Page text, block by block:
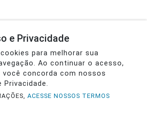
e Privacidade
para melhorar sua
Ao continuar o acesso,
você concorda com nossos
Privacidade.
ACESSE NOSSOS TERMOS